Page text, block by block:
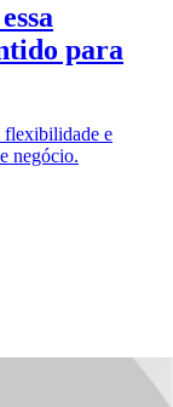
para
flexibilidade e
negócio.